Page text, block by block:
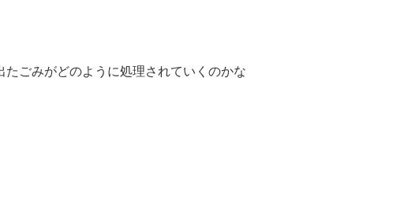
ごみがどのように処理されていくのかな